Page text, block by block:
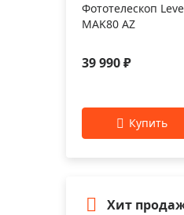
Фототелескоп
MAK80 AZ
39 990 ₽
Хит